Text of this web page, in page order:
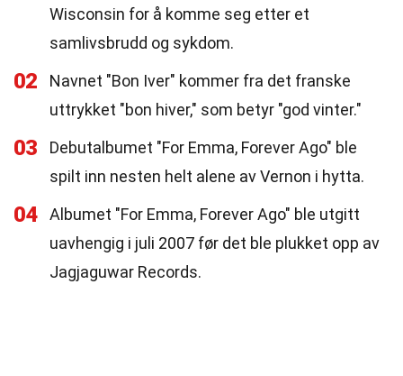
Wisconsin for å komme seg etter et
samlivsbrudd og sykdom.
02
Navnet "Bon Iver" kommer fra det franske
uttrykket "bon hiver," som betyr "god vinter."
03
Debutalbumet "For Emma, Forever Ago" ble
spilt inn nesten helt alene av Vernon i hytta.
04
Albumet "For Emma, Forever Ago" ble utgitt
uavhengig i juli 2007 før det ble plukket opp av
Jagjaguwar Records.